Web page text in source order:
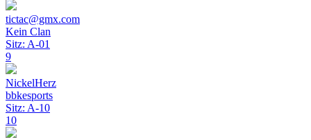
tictac@gmx.com
Kein Clan
Sitz: A-01
9
NickelHerz
bbkesports
Sitz: A-10
10